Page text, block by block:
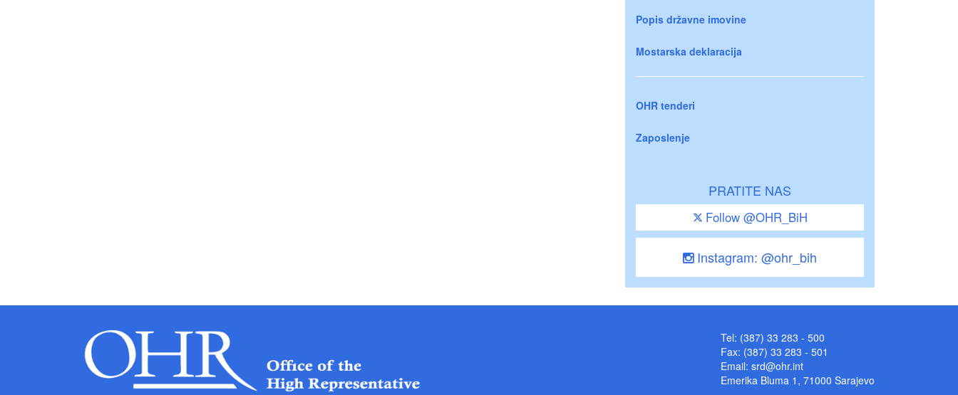
Popis državne imovine
Mostarska deklaracija
OHR tenderi
Zaposlenje
PRATITE NAS
Follow @OHR_BiH
Instagram: @ohr_bih
Tel: (387) 33 283 - 500
Fax: (387) 33 283 - 501
Email: srd@ohr.int
Emerika Bluma 1, 71000 Sarajevo